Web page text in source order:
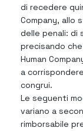
di recedere
Company,
delle penali: di
precisando
Human
a
congrui.
Le seguenti
variano a
rimborsabile